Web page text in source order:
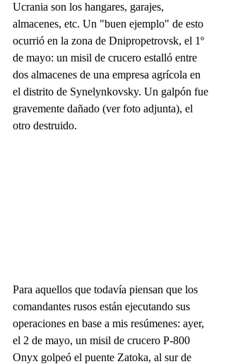
Ucrania son los hangares, garajes,
almacenes, etc. Un "buen ejemplo" de esto
ocurrió en la zona de Dnipropetrovsk, el 1º
de mayo: un misil de crucero estalló entre
dos almacenes de una empresa agrícola en
el distrito de Synelynkovsky. Un galpón fue
gravemente dañado (ver foto adjunta), el
otro destruido.
Para aquellos que todavía piensan que los
comandantes rusos están ejecutando sus
operaciones en base a mis resúmenes: ayer,
el 2 de mayo, un misil de crucero P-800
Onyx golpeó el puente Zatoka, al sur de